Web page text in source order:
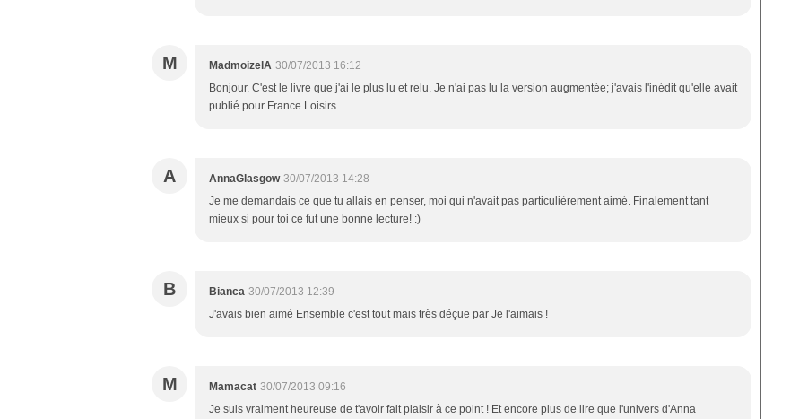
M MadmoizelA 30/07/2013 16:12
Bonjour. C'est le livre que j'ai le plus lu et relu. Je n'ai pas lu la version augmentée; j'avais l'inédit qu'elle avait
publié pour France Loisirs.
A AnnaGlasgow 30/07/2013 14:28
Je me demandais ce que tu allais en penser, moi qui n'avait pas particulièrement aimé. Finalement tant
mieux si pour toi ce fut une bonne lecture! :)
B Bianca 30/07/2013 12:39
J'avais bien aimé Ensemble c'est tout mais très déçue par Je l'aimais !
M Mamacat 30/07/2013 09:16
Je suis vraiment heureuse de t'avoir fait plaisir à ce point ! Et encore plus de lire que l'univers d'Anna